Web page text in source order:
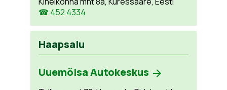
☎ 452 4334
Haapsalu
Uuemõisa Autokeskus